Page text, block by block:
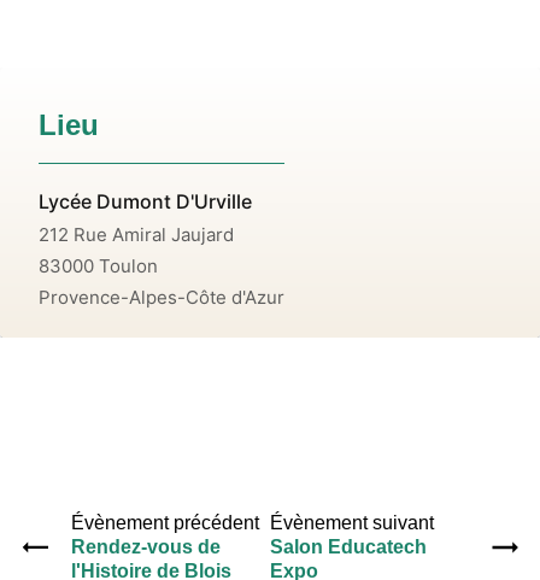
Lieu
Lycée Dumont D'Urville
212 Rue Amiral Jaujard
83000 Toulon
Provence-Alpes-Côte d'Azur
Évènement précédent
Rendez-vous de
l'Histoire de Blois
Évènement suivant
Salon Educatech
Expo